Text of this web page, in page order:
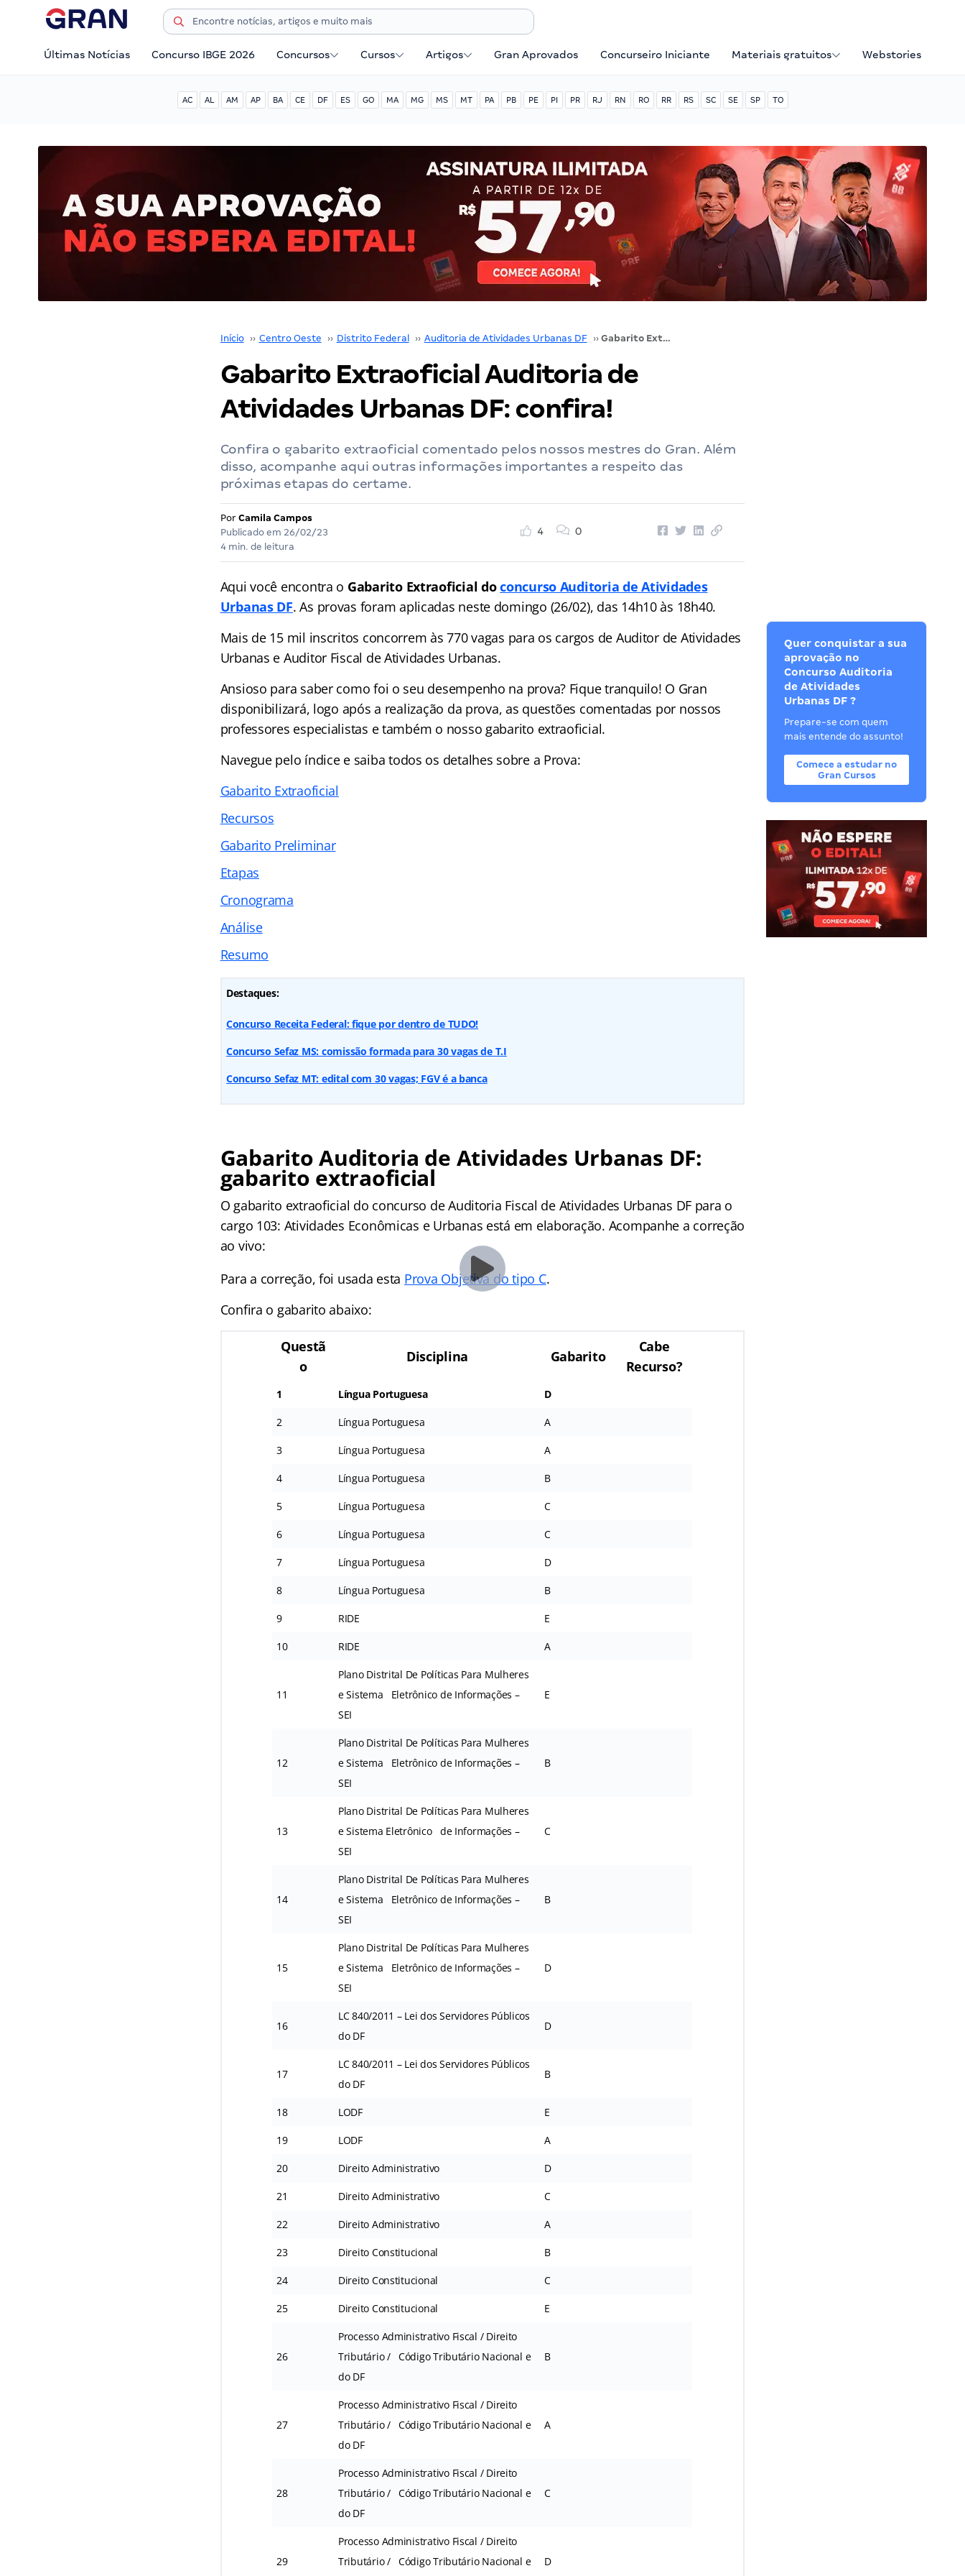
Últimas Notícias Concurso IBGE 2026 Concursos Cursos Artigos Gran Aprovados Concurseiro Iniciante Materiais gratuitos Webstories
AC AL AM AP BA CE DF ES GO MA MG MS MT PA PB PE PI PR RJ RN RO RR RS SC SE SP TO
Início ›› Centro Oeste ›› Distrito Federal ›› Auditoria de Atividades Urbanas DF ›› Gabarito Extraoficial Auditoria de Atividades Urbanas DF: confira!
Gabarito Extraoficial Auditoria de
Atividades Urbanas DF: confira!
Confira o gabarito extraoficial comentado pelos nossos mestres do Gran. Além
disso, acompanhe aqui outras informações importantes a respeito das
próximas etapas do certame.
Por Camila Campos
Publicado em 26/02/23
4 min. de leitura
4 0
Aqui você encontra o Gabarito Extraoficial doconcurso Auditoria de Atividades
Urbanas DF. As provas foram aplicadas neste domingo (26/02), das 14h10 às 18h40.
Mais de 15 mil inscritos concorrem às 770 vagas para os cargos de Auditor de Atividades
Urbanas e Auditor Fiscal de Atividades Urbanas.
Ansioso para saber como foi o seu desempenho na prova? Fique tranquilo! O Gran
disponibilizará, logo após a realização da prova, as questões comentadas por nossos
professores especialistas e também o nosso gabarito extraoficial.
Navegue pelo índicee saiba todos os detalhes sobre a Prova:
Gabarito Extraoficial
Recursos
Gabarito Preliminar
Etapas
Cronograma
Análise
Resumo
Destaques:
Concurso Receita Federal: fique por dentro de TUDO!
Concurso Sefaz MS: comissão formada para 30 vagas de T.I
Concurso Sefaz MT: edital com 30 vagas; FGV é a banca
Gabarito Auditoria de Atividades Urbanas DF:
gabarito extraoficial
O gabarito extraoficial do concurso de Auditoria Fiscal de Atividades Urbanas DF para o
cargo 103: Atividades Econômicas e Urbanas está em elaboração. Acompanhe a correção
ao vivo:
Para a correção, foi usada esta Prova Objetiva do tipo C.
Confira o gabarito abaixo:
Questã
o
Disciplina Gabarito
Cabe
Recurso?
1 Língua Portuguesa D
2 Língua Portuguesa A
3 Língua Portuguesa A
4 Língua Portuguesa B
5 Língua Portuguesa C
6 Língua Portuguesa C
7 Língua Portuguesa D
8 Língua Portuguesa B
9 RIDE E
10 RIDE A
11
Plano Distrital De Políticas Para Mulheres
e Sistema Eletrônico de Informações –
SEI
E
12
Plano Distrital De Políticas Para Mulheres
e Sistema Eletrônico de Informações –
SEI
B
13
Plano Distrital De Políticas Para Mulheres
e Sistema Eletrônico de Informações –
SEI
C
14
Plano Distrital De Políticas Para Mulheres
e Sistema Eletrônico de Informações –
SEI
B
15
Plano Distrital De Políticas Para Mulheres
e Sistema Eletrônico de Informações –
SEI
D
16
LC 840/2011 – Lei dos Servidores Públicos
do DF
D
17
LC 840/2011 – Lei dos Servidores Públicos
do DF
B
18 LODF E
19 LODF A
20 Direito Administrativo D
21 Direito Administrativo C
22 Direito Administrativo A
23 Direito Constitucional B
24 Direito Constitucional C
25 Direito Constitucional E
26
Processo Administrativo Fiscal / Direito
Tributário / Código Tributário Nacional e
do DF
B
27
Processo Administrativo Fiscal / Direito
Tributário / Código Tributário Nacional e
do DF
A
28
Processo Administrativo Fiscal / Direito
Tributário / Código Tributário Nacional e
do DF
C
29
Processo Administrativo Fiscal / Direito
Tributário / Código Tributário Nacional e
D
Quer conquistar a sua
aprovação no
Concurso Auditoria
de Atividades
Urbanas DF ?
Prepare-se com quem
mais entende do assunto!
Comece a estudar no
Gran Cursos